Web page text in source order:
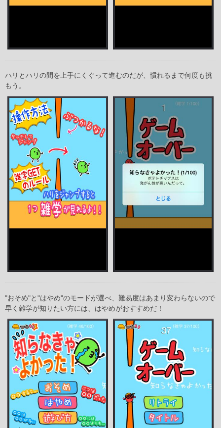
ハリとハリの間を上手にくぐって進むのだが、慣れるまで何度も挑
もう。
"おそめ"と"はやめ"のモードが選べ、難易度はあまり変わらないので
早く雑学が知りたい方には、はやめがおすすめだ！